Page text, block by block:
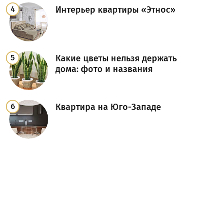
Интерьер квартиры «Этнос»
Какие цветы нельзя держать
дома: фото и названия
Квартира на Юго-Западе